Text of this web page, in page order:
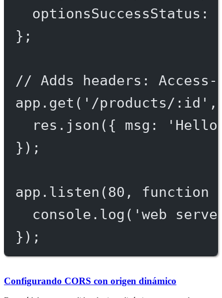
optionsSuccessStatus:
};
// Adds headers:
app. get ( '/products/:id'
res. json ({ msg:
});
app. listen (80 , function
console. log ( 'web
});
Configurando CORS con origen dinámico